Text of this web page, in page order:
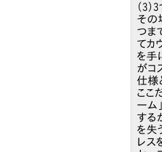
（3
その
つま
てカ
を手
がコ
仕様
ここ
ーム
する
を失
レス